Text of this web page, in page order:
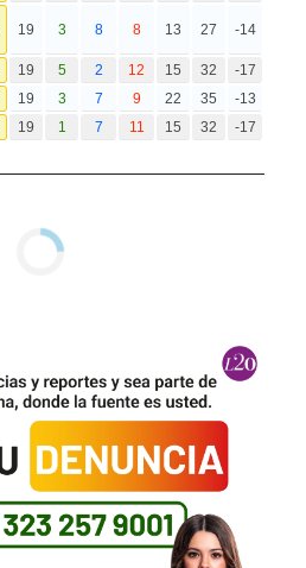
19 3 8 8 13 27 -14
19 5 2 12 15 32
-17
19 3 7 9 22 35
-13
19 1 7 11 15 32 -17